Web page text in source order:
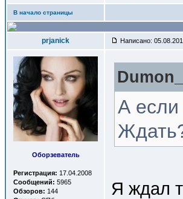
В начало страницы
prjanick Написано:
Оборзеватель
Регистрация: 17.04.2008
Сообщений: 5965
Обзоров: 144
А если
Я ждал